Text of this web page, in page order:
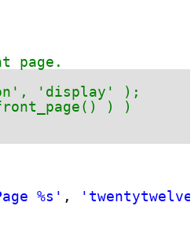
page.
'display' );
) )
%s' , 'twentytwelve'